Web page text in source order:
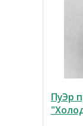
ПуЭр